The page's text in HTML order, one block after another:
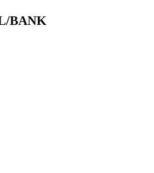
BANK